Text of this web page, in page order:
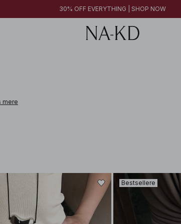
30% OFF EVERYTHING | SHOP NOW
leather, cashmere, alpaca wool, and linen. From
mere
Bestsellere